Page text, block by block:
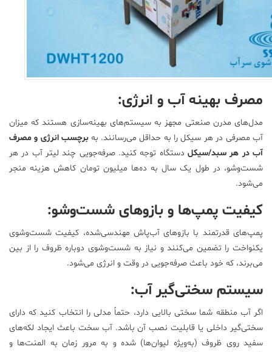
مصرف بهینه آب و انرژی:
مدل‌های مدرن صنعتی مجهز به سیستم‌های بهینه‌سازی هستند که میزان
آب مصرفی در هر سیکل را به حداقل می‌رسانند. بهبرچسب انرژی و مصرف
آب در هر سبد/سیکل دستگاه توجه کنید. صرفه‌جویی چند لیتر آب در هر
شست‌وشو، در طول یک سال به ده‌ها میلیون تومان کاهش هزینه منجر
می‌شود.
کیفیت پمپ‌ها و بازوهای شست‌وشو:
پمپ‌های قدرتمند با بازوهای آب‌پاش مهندسی‌شده، کیفیت شست‌وشوی
یکنواخت را تضمین می‌کنند و نیاز به شست‌وشوی دوباره ظروف را از بین
می‌برند، که خود باعث صرفه‌جویی در وقت و انرژی می‌شود.
سیستم سختی‌گیر آب:
اگر آب منطقه شما سختی بالایی دارد، حتماً مدلی را انتخاب کنید که دارای
سختی‌گیر داخلی یا قابلیت نصب آن باشد. آب سخت باعث ایجاد لکه‌های
سفید روی ظروف (به‌ویژه لیوان‌ها) شده و به مرور زمان به المنت‌ها و